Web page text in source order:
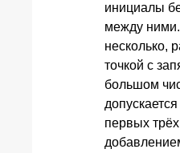
инициалы
между
несколько,
точкой с
большом
допускается
первых